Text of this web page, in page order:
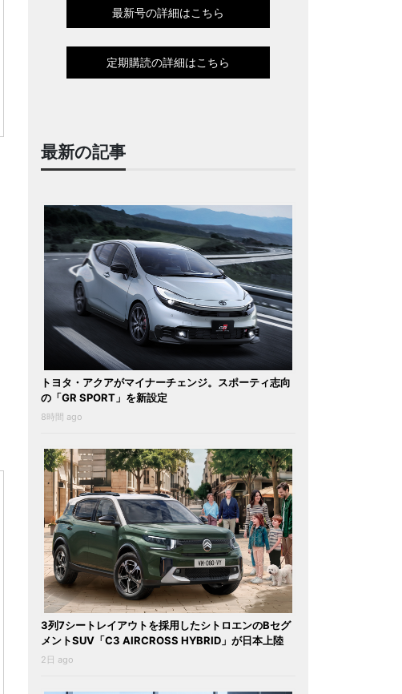
最新号の詳細はこちら
定期購読の詳細はこちら
最新の記事
トヨタ・アクアがマイナーチェンジ。スポーティ志向
の「GR SPORT」を新設定
8時間 ago
3列7シートレイアウトを採用したシトロエンのBセグ
メントSUV「C3 AIRCROSS HYBRID」が日本上陸
2日 ago